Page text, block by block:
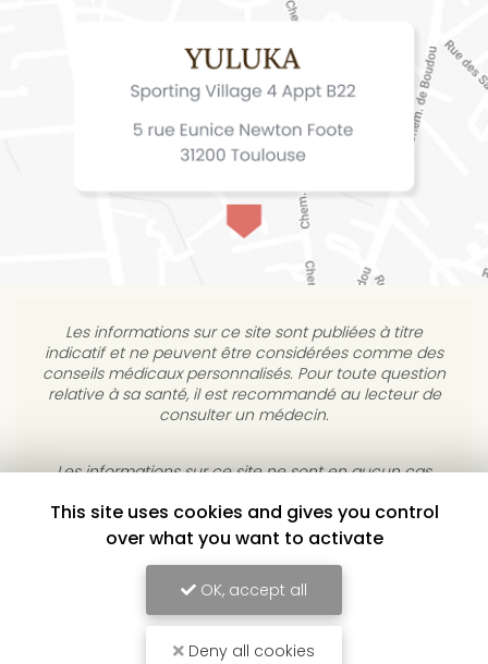
Les informations sur ce site sont publiées à titre
indicatif et ne peuvent être considérées comme des
conseils médicaux personnalisés. Pour toute question
Les informations sur ce site ne sont en aucun cas
destinées à diagnostiquer, traiter, atténuer ou guérir
une maladie. L’éditeur s’interdit de répondre à des
courriels médicaux personnels sans consultation
individuelle médicale.
This site uses cookies and gives you control
over what you want to activate
OK, accept all
Deny all cookies